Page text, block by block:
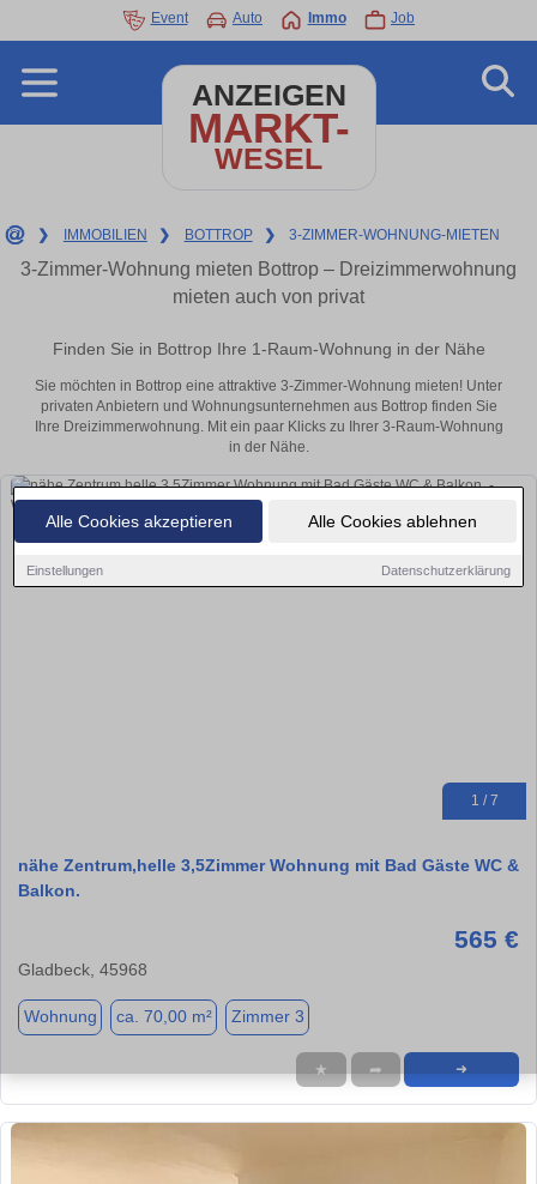
Alle Cookies akzeptieren Alle Cookies ablehnen
Einstellungen Datenschutzerklärung
Event Auto Immo Job
ANZEIGEN
MARKT-
WESEL
❯ IMMOBILIEN ❯ BOTTROP ❯ 3-ZIMMER-WOHNUNG-MIETEN
3-Zimmer-Wohnung mieten Bottrop – Dreizimmerwohnung
mieten auch von privat
Finden Sie in Bottrop Ihre 1-Raum-Wohnung in der Nähe
Sie möchten in Bottrop eine attraktive 3-Zimmer-Wohnung mieten! Unter
privaten Anbietern und Wohnungsunternehmen aus Bottrop finden Sie
Ihre Dreizimmerwohnung. Mit ein paar Klicks zu Ihrer 3-Raum-Wohnung
in der Nähe.
1 / 7
nähe Zentrum,helle 3,5Zimmer Wohnung mit Bad Gäste WC &
Balkon.
565 €
Gladbeck, 45968
Wohnung ca. 70,00 m² Zimmer 3
★ ➦ ➜